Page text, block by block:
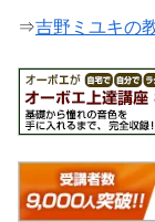
⇒吉野ミユキの